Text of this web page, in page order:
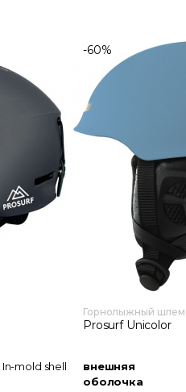
In-mold shell
-60%
Горнолыжный шлем
Prosurf Unicolor
внешняя
оболочка